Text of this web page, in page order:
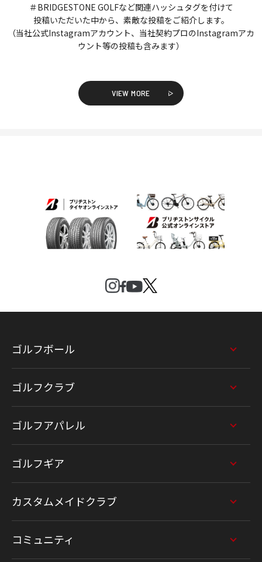
＃BRIDGESTONE GOLFなど関連ハッシュタグを付けて
投稿いただいた中から、素敵な投稿をご紹介します。
（当社公式Instagramアカウント、当社契約プロのInstagramアカ
ウント等の投稿も含みます）
VIEW MORE
ゴルフボール
ゴルフクラブ
ゴルフアパレル
ゴルフギア
カスタムメイドクラブ
コミュニティ